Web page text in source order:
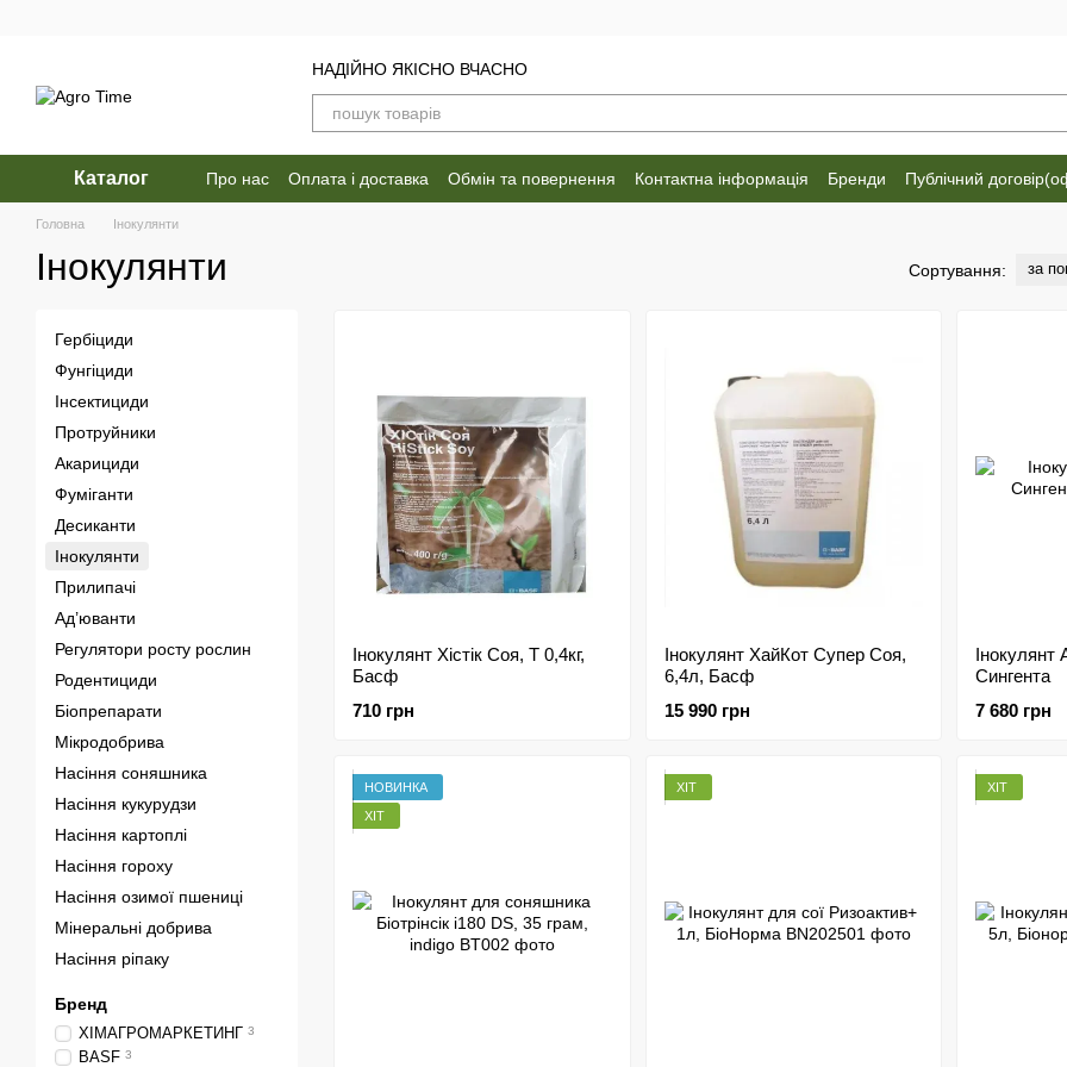
НАДІЙНО ЯКІСНО ВЧАСНО
Каталог Про нас Оплата і доставка Обмін та повернення Контактна інформація Бренди Публічний
Головна Інокулянти
Інокулянти Сортування: за
Інокулянт Хістік Соя, Т 0,4кг,
Басф
710 грн
Інокулянт ХайКот Супер Соя,
6,4л, Басф
15 990 грн
Інокулянт
Сингента
7 680 грн
НОВИНКА
ХІТ
ХІТ ХІТ
Гербіциди
Фунгіциди
Інсектициди
Протруйники
Акарициди
Фуміганти
Десиканти
Інокулянти
Прилипачі
Ад’юванти
Регулятори росту рослин
Родентициди
Біопрепарати
Мікродобрива
Насіння соняшника
Насіння кукурудзи
Насіння картоплі
Насіння гороху
Насіння озимої пшениці
Мінеральні добрива
Насіння ріпаку
Бренд
ХІМАГРОМАРКЕТИНГ 3
BASF 3